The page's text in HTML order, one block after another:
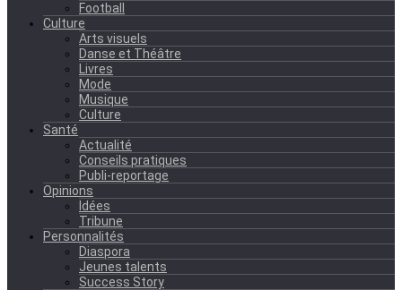
Football
Culture
Arts visuels
Danse et Théâtre
Livres
Mode
Musique
Culture
Santé
Actualité
Conseils pratiques
Publi-reportage
Opinions
Idées
Tribune
Personnalités
Diaspora
Jeunes talents
Success Story